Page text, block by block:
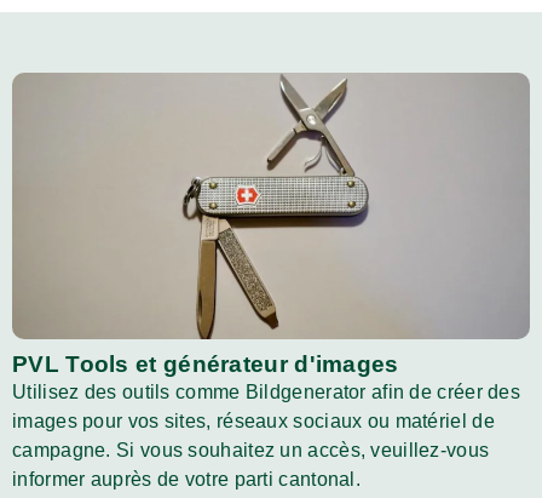
PVL Tools et générateur d'images
Utilisez des outils comme Bildgenerator afin de créer des
images pour vos sites, réseaux sociaux ou matériel de
campagne. Si vous souhaitez un accès, veuillez-vous
informer auprès de votre parti cantonal.